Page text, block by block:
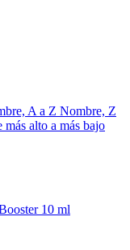
A a Z Nombre, Z
más alto a más bajo